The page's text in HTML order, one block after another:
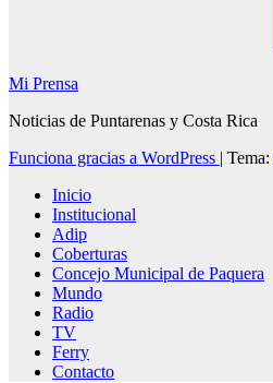
Mi Prensa
Noticias de Puntarenas y Costa Rica
Funciona gracias a WordPress | Tema:
Inicio
Institucional
Adip
Coberturas
Concejo Municipal de Paquera
Mundo
Radio
TV
Ferry
Contacto